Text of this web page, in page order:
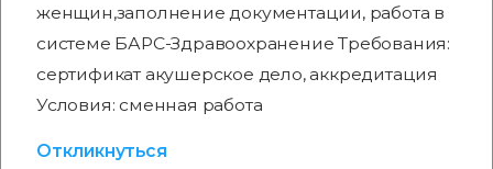
женщин,заполнение документации, работа в
системе БАРС-Здравоохранение Требования:
сертификат акушерское дело, аккредитация
Условия: сменная работа
Откликнуться